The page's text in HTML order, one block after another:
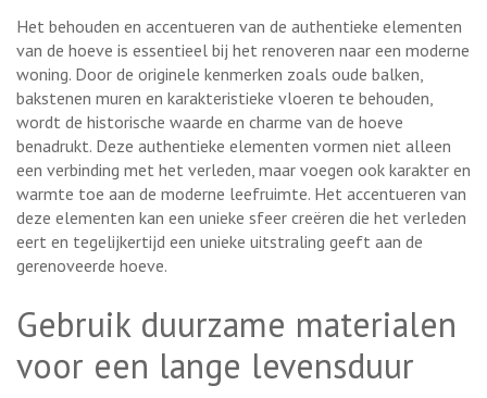
Het behouden en accentueren van de authentieke elementen
van de hoeve is essentieel bij het renoveren naar een moderne
woning. Door de originele kenmerken zoals oude balken,
bakstenen muren en karakteristieke vloeren te behouden,
wordt de historische waarde en charme van de hoeve
benadrukt. Deze authentieke elementen vormen niet alleen
een verbinding met het verleden, maar voegen ook karakter en
warmte toe aan de moderne leefruimte. Het accentueren van
deze elementen kan een unieke sfeer creëren die het verleden
eert en tegelijkertijd een unieke uitstraling geeft aan de
gerenoveerde hoeve.
Gebruik duurzame materialen
voor een lange levensduur